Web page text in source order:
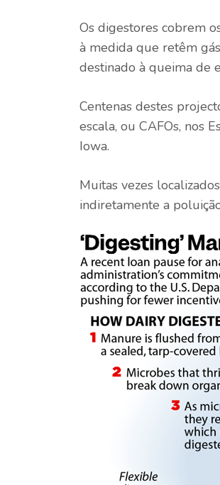
Os digestores cobrem
à medida que retêm
destinado à queima de
Centenas destes
escala, ou CAFOs, nos
Iowa.
Muitas vezes
indiretamente a